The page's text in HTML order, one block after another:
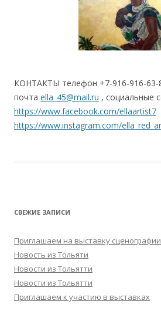
КОНТАКТЫ телефон +7-916-916-63-
почта ella_45@mail.ru , социальные
https://www.facebook.com/ellaartist7
https://www.instagram.com/
СВЕЖИЕ ЗАПИСИ
Приглашаем на выставку
Новость из Тольяти
Новости из Тольятти
Новости из Тольятти
Приглашаем к участию в выставках